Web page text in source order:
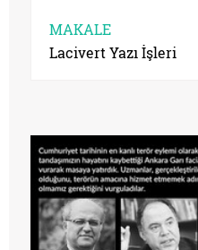
MAKALE
Lacivert Yazı İşleri